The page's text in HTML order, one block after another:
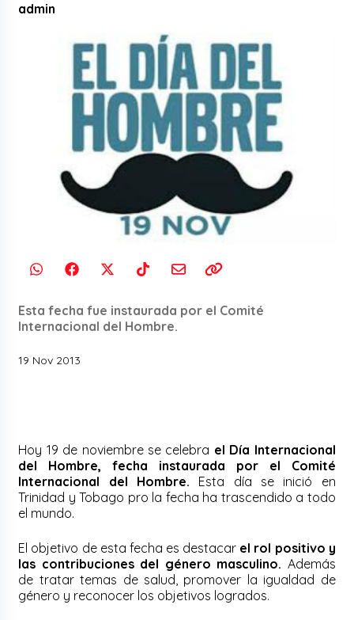
admin
Esta fecha fue instaurada por el Comité
Internacional del Hombre.
19 Nov 2013
Hoy 19 de noviembre se celebra el Día Internacional
del Hombre, fecha instaurada por el Comité
Internacional del Hombre. Esta día se inició en
Trinidad y Tobago pro la fecha ha trascendido a todo
el mundo.
El objetivo de esta fecha es destacar el rol positivo y
las contribuciones del género masculino. Además
de tratar temas de salud, promover la igualdad de
género y reconocer los objetivos logrados.